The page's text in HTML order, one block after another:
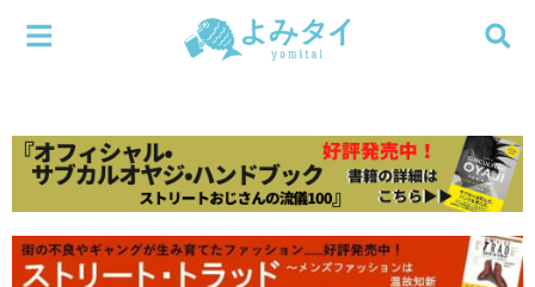
新着
連載
検索する
メニューを閉じる